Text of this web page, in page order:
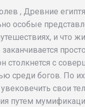
, Древние
особые
и что
столкнется с
среди богов. По
свои
путем